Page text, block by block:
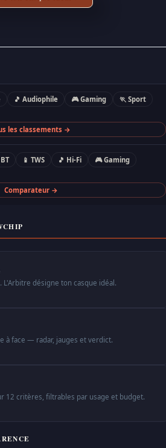
🎵 Audiophile 🎮 Gaming
🏃 Sport
les classements →
📱 TWS 🎵 Hi-Fi
🎮 Gaming
Comparateur →
L'Arbitre désigne ton casque idéal.
à face — radar, jauges et verdict.
12 critères, filtrables par usage et budget.